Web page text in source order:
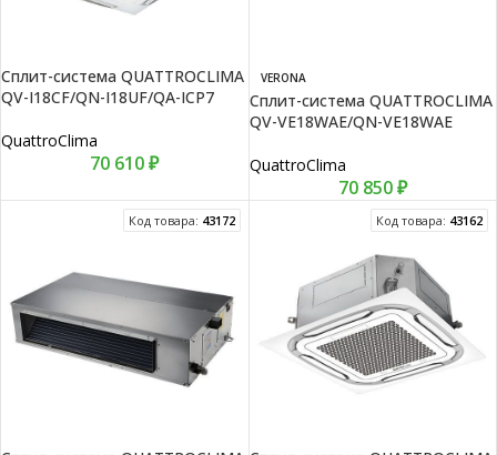
Сплит-система QUATTROCLIMA
QV-I18CF/QN-I18UF/QA-ICP7
QuattroClima
70 610₽
VERONA
Сплит-система QUATTROCLIMA
QV-VE18WAE/QN-VE18WAE
QuattroClima
70 850₽
Код товара: 43172 Код товара: 43162